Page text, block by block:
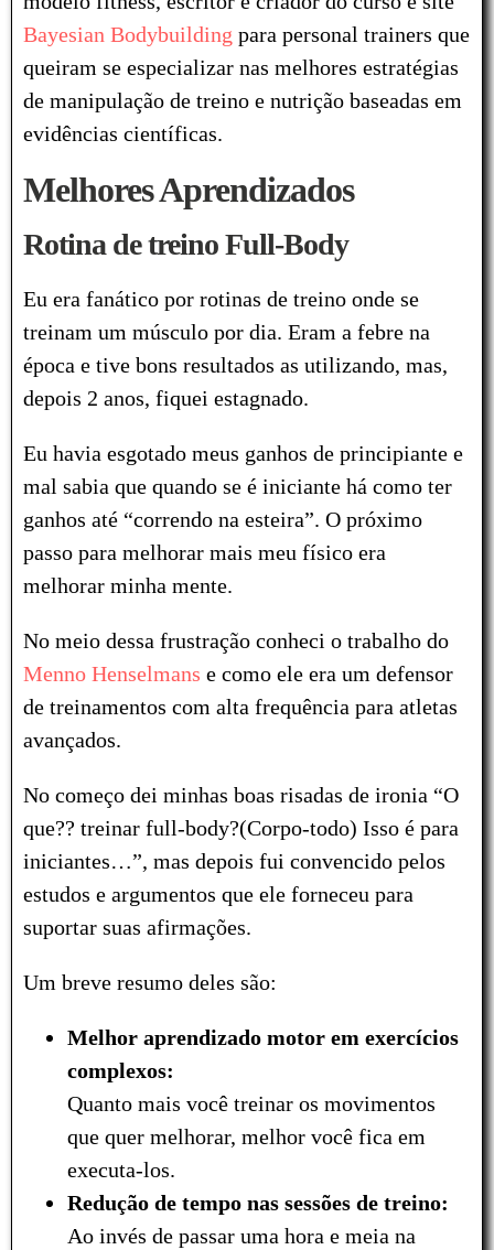
Bayesian Bodybuilding para personal trainers que
queiram se especializar nas melhores estratégias
de manipulação de treino e nutrição baseadas em
evidências científicas.
Melhores Aprendizados
Rotina de treino Full-Body
Eu era fanático por rotinas de treino onde se
treinam um músculo por dia. Eram a febre na
época e tive bons resultados as utilizando, mas,
depois 2 anos, fiquei estagnado.
Eu havia esgotado meus ganhos de principiante e
mal sabia que quando se é iniciante há como ter
ganhos até “correndo na esteira”. O próximo
passo para melhorar mais meu físico era
melhorar minha mente.
No meio dessa frustração conheci o trabalho do
Menno Henselmans e como ele era um defensor
de treinamentos com alta frequência para atletas
avançados.
No começo dei minhas boas risadas de ironia “O
que?? treinar full-body?(Corpo-todo) Isso é para
iniciantes…”, mas depois fui convencido pelos
estudos e argumentos que ele forneceu para
suportar suas afirmações.
Um breve resumo deles são:
Melhor aprendizado motor em exercícios
complexos:
Quanto mais você treinar os movimentos
que quer melhorar, melhor você fica em
executa-los.
Redução de tempo nas sessões de treino:
Ao invés de passar uma hora e meia na